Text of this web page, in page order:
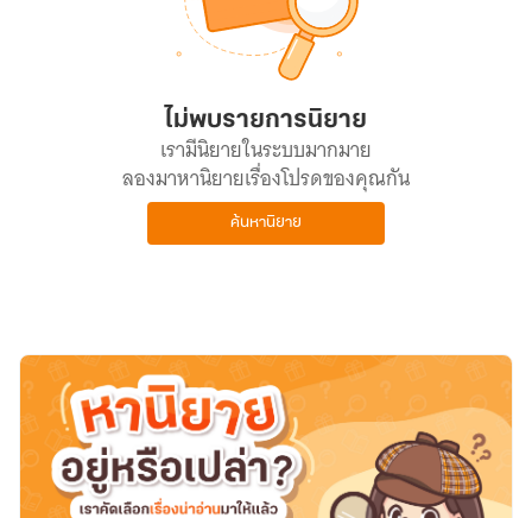
ไม่พบรายการนิยาย
เรามีนิยายในระบบมากมาย
ลองมาหานิยายเรื่องโปรดของคุณกัน
ค้นหานิยาย